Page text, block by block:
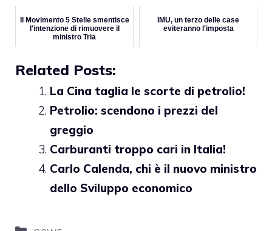
Il Movimento 5 Stelle smentisce
l'intenzione di rimuovere il
ministro Tria
IMU, un terzo delle case
eviteranno l'imposta
Related Posts:
La Cina taglia le scorte di petrolio!
Petrolio: scendono i prezzi del
greggio
Carburanti troppo cari in Italia!
Carlo Calenda, chi è il nuovo ministro
dello Sviluppo economico